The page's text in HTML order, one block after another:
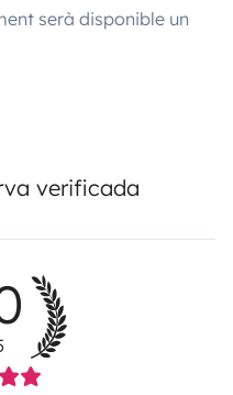
serà disponible un
verificada